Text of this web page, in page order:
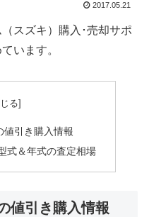
2017.05.21
スズキ）購入･売却サポ
います。
値引き購入情報
式＆年式の査定相場
値引き購入情報